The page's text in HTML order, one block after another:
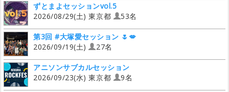
ずとまよセッションvol.5
2026/08/29(土) 東京都
53名
第3回 #大塚愛セッション 🌷💋
2026/09/19(土)
27名
アニソンサブカルセッション
2026/09/23(水) 東京都
9名